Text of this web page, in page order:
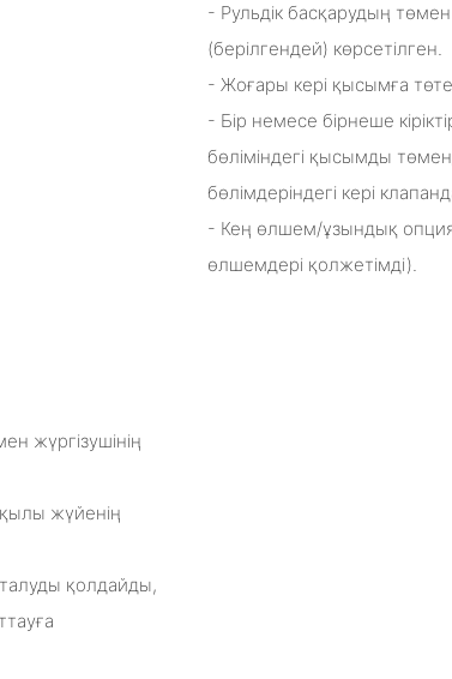
- Рульдік басқарудың
(берілгендей) көрсетілген.
- Жоғары кері қысымға
- Бір немесе бірнеше
бөліміндегі қысымды
бөлімдеріндегі кері
- Кең өлшем/ұзындық
өлшемдері қолжетімді).
жүргізушінің
жүйенің
қолдайды,